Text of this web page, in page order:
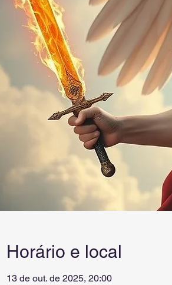
Horário e local
13 de out. de 2025, 20:00